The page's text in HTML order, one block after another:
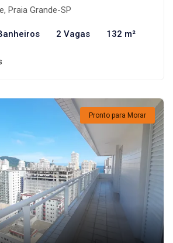
Praia Grande-SP
2 Vagas 132 m²
Pronto para Morar